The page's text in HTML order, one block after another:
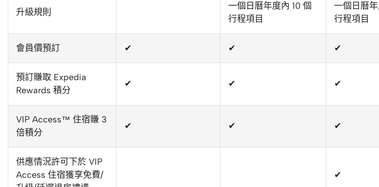
升級規則
一個日曆年度內 10 個
行程項目
一個日曆
行程項目
會員價預訂 ✔ ✔ ✔
預訂賺取 Expedia
Rewards 積分
✔ ✔ ✔
VIP Access™ 住宿賺 3
倍積分
✔ ✔ ✔
供應情況許可下於 VIP
Access 住宿獲享免費/
✔